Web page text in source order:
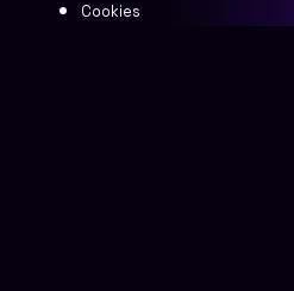
Cookies